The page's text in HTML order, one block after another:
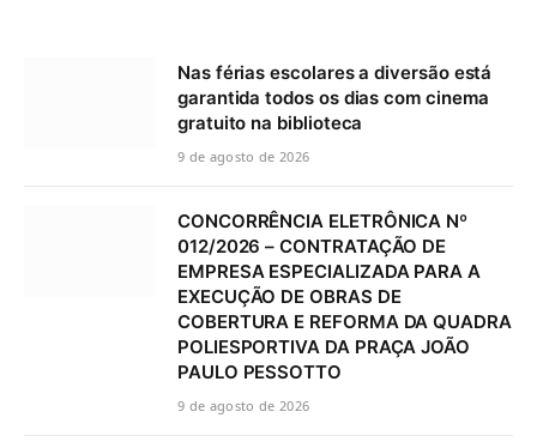
Nas férias escolares a diversão está
garantida todos os dias com cinema
gratuito na biblioteca
9 de agosto de 2026
CONCORRÊNCIA ELETRÔNICA Nº
012/2026 – CONTRATAÇÃO DE
EMPRESA ESPECIALIZADA PARA A
EXECUÇÃO DE OBRAS DE
COBERTURA E REFORMA DA QUADRA
POLIESPORTIVA DA PRAÇA JOÃO
PAULO PESSOTTO
9 de agosto de 2026